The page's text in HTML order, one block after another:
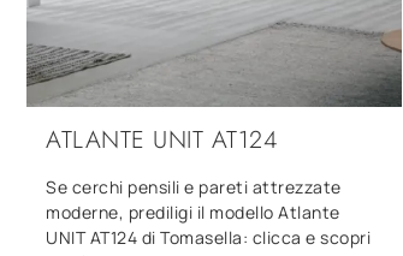
ATLANTE UNIT AT124
Se cerchi pensili e pareti attrezzate
moderne, prediligi il modello Atlante
UNIT AT124 di Tomasella: clicca e scopri